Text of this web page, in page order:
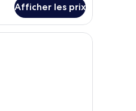
Afficher les prix